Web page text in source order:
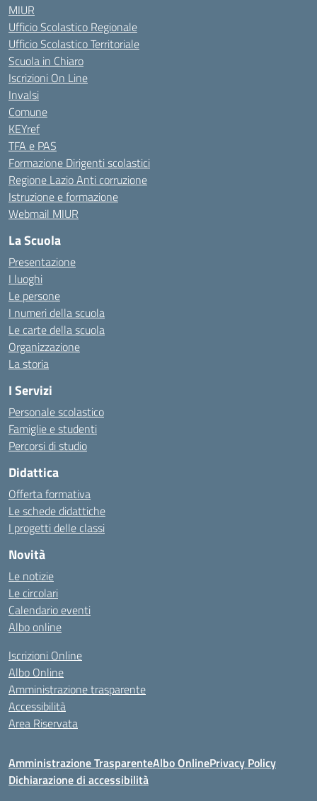
MIUR
Ufficio Scolastico Regionale
Ufficio Scolastico Territoriale
Scuola in Chiaro
Iscrizioni On Line
Invalsi
Comune
KEYref
TFA e PAS
Formazione Dirigenti scolastici
Regione Lazio Anti corruzione
Istruzione e formazione
Webmail MIUR
La Scuola
Presentazione
I luoghi
Le persone
I numeri della scuola
Le carte della scuola
Organizzazione
La storia
I Servizi
Personale scolastico
Famiglie e studenti
Percorsi di studio
Didattica
Offerta formativa
Le schede didattiche
I progetti delle classi
Novità
Le notizie
Le circolari
Calendario eventi
Albo online
Iscrizioni Online
Albo Online
Amministrazione trasparente
Accessibilità
Area Riservata
Amministrazione TrasparenteAlbo OnlinePrivacy Policy
Dichiarazione di accessibilità